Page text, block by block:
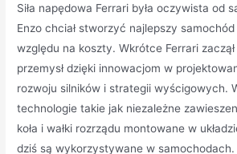
Siła napędowa Ferrari była oczywista od
Enzo chciał stworzyć najlepszy
względu na koszty. Wkrótce Ferrari
przemysł dzięki innowacjom w
rozwoju silników i strategii wyścigowych.
technologie takie jak niezależne
koła i wałki rozrządu montowane w
dziś są wykorzystywane w